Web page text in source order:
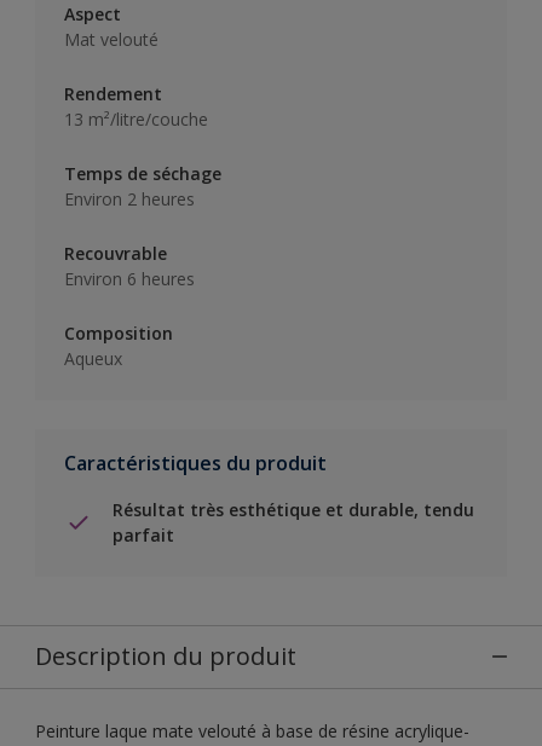
Aspect
Mat velouté
Rendement
13 m²/litre/couche
Temps de séchage
Environ 2 heures
Recouvrable
Environ 6 heures
Composition
Aqueux
Caractéristiques du produit
Résultat très esthétique et durable, tendu
parfait
Description du produit
Peinture laque mate velouté à base de résine acrylique-